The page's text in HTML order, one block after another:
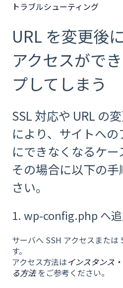
トラブルシューティング
URL を変更後
アクセスがで
プしてしまう
SSL 対応や URL の
により、サイトへ
にできなくなるケー
その場合に以下の
さい。
1. wp-config.php へ
サーバへ SSH アクセスまたは
す。
アクセス方法はインスタンス
る方法 をご参考ください。